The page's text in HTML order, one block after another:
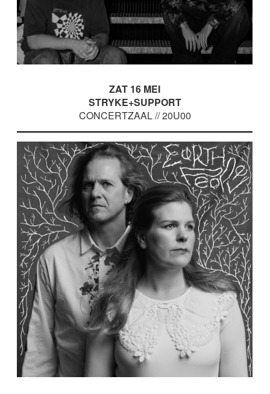
ZAT 16 MEI
STRYKE+SUPPORT
CONCERTZAAL // 20U00